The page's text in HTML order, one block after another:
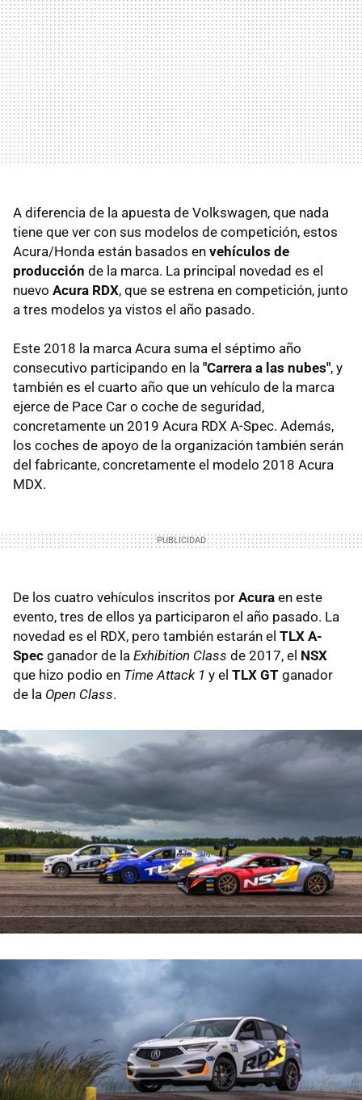
A diferencia de la apuesta de Volkswagen, que nada
tiene que ver con sus modelos de competición, estos
Acura/Honda están basados en vehículos de
producción de la marca. La principal novedad es el
nuevo Acura RDX, que se estrena en competición, junto
a tres modelos ya vistos el año pasado.
Este 2018 la marca Acura suma el séptimo año
consecutivo participando en la "Carrera a las nubes", y
también es el cuarto año que un vehículo de la marca
ejerce de Pace Car o coche de seguridad,
concretamente un 2019 Acura RDX A-Spec. Además,
los coches de apoyo de la organización también serán
del fabricante, concretamente el modelo 2018 Acura
MDX.
De los cuatro vehículos inscritos por Acura en este
evento, tres de ellos ya participaron el año pasado. La
novedad es el RDX, pero también estarán el TLX A-
Spec ganador de la Exhibition Class de 2017, el NSX
que hizo podio en Time Attack 1 y el TLX GT ganador
de la Open Class.